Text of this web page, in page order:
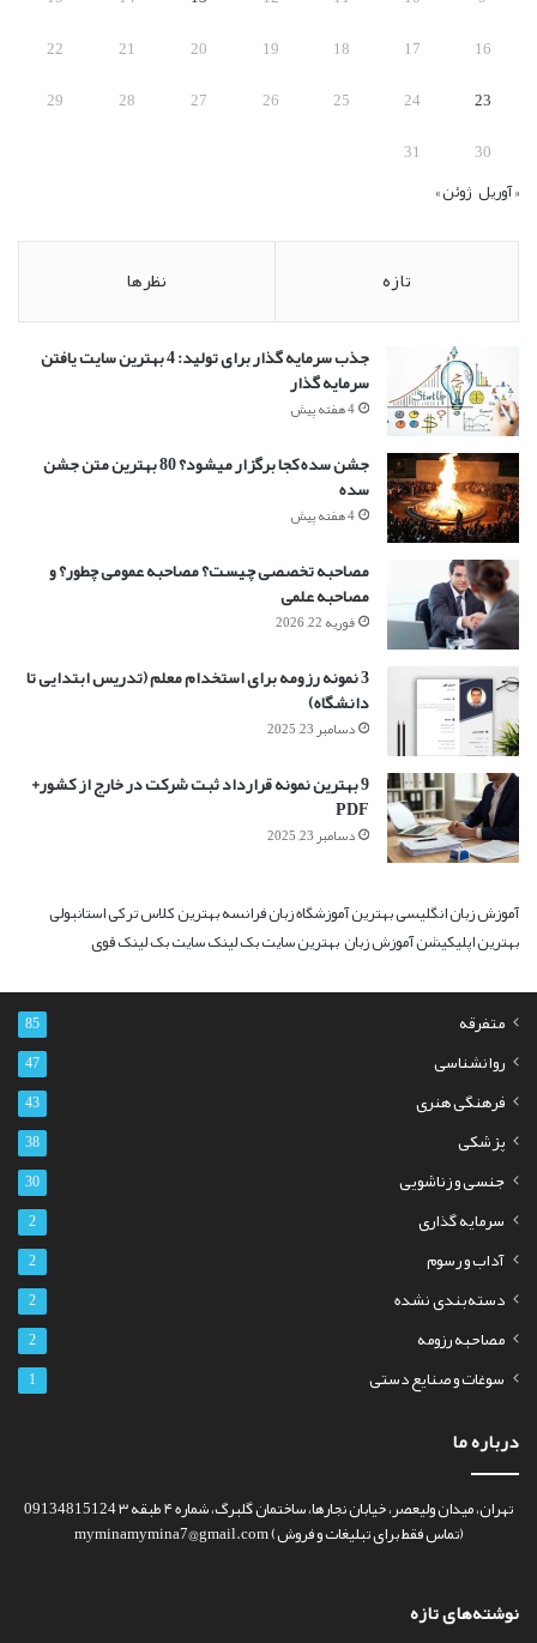
16
17
18
19
20
21
22
23
24
25
26
27
28
29
30
31
« آوریل ژوئن »
تازه نظرها
جذب سرمایه گذار برای تولید: 4 بهترین سایت یافتن
سرمایه گذار
4 هفته پیش
جشن سده کجا برگزار میشود؟ 80 بهترین متن جشن
سده
4 هفته پیش
مصاحبه تخصصی چیست؟ مصاحبه عمومی چطور؟ و
مصاحبه علمی
فوریه 22, 2026
3 نمونه رزومه برای استخدام معلم (تدریس ابتدایی تا
دانشگاه)
دسامبر 23, 2025
9 بهترین نمونه قرارداد ثبت شرکت در خارج از کشور+
PDF
دسامبر 23, 2025
آموزش زبان انگلیسیبهترین آموزشگاه زبان فرانسهبهترین کلاس ترکی استانبولی
بهترین اپلیکیشن آموزش زبانبهترین سایت بک لینکسایت بک لینک قوی
متفرقه 85
روانشناسی 47
فرهنگی هنری 43
پزشکی 38
جنسی و زناشویی 30
سرمایه گذاری 2
آداب و رسوم 2
دسته‌بندی نشده 2
مصاحبه رزومه 2
سوغات و صنایع دستی 1
درباره ما
تهران، میدان ولیعصر، خیابان نجارها، ساختمان گلبرگ، شماره ۴ طبقه ۳ 09134815124
(تماس فقط برای تبلیغات و فروش) myminamymina7@gmail.com
نوشته‌های تازه